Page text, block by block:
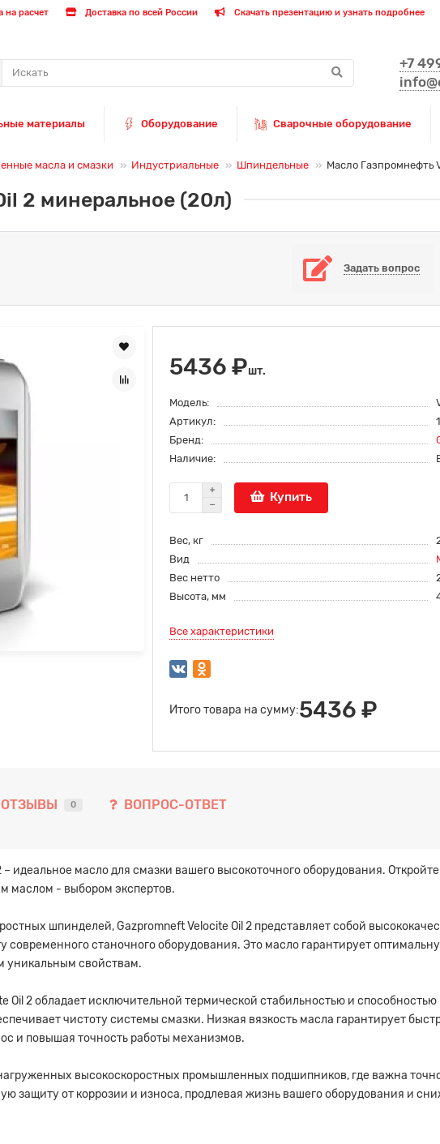
на расчет Доставка по всей России Скачать презентацию и узнать подробнее
+7
материалы Оборудование Сварочные оборудование
масла и смазки Индустриальные Шпиндельные Масло Газпромнефть
2 минеральное (20л)
Задать вопрос
5436 ₽шт.
Модель:
Артикул:
Бренд:
Наличие:
Купить
Вес, кг
Вид
Вес нетто
Высота, мм
Все характеристики
Итого товара на сумму:5436 ₽
ОТЗЫВЫ 0 ВОПРОС-ОТВЕТ
идеальное масло для смазки вашего высокоточного оборудования.
маслом - выбором экспертов.
шпинделей, Gazpromneft Velocite Oil 2 представляет собой
станочного оборудования. Это масло гарантирует
уникальным свойствам.
2 обладает исключительной термической стабильностью и
чистоту системы смазки. Низкая вязкость масла гарантирует
и повышая точность работы механизмов.
высокоскоростных промышленных подшипников, где важна
защиту от коррозии и износа, продлевая жизнь вашего оборудования и